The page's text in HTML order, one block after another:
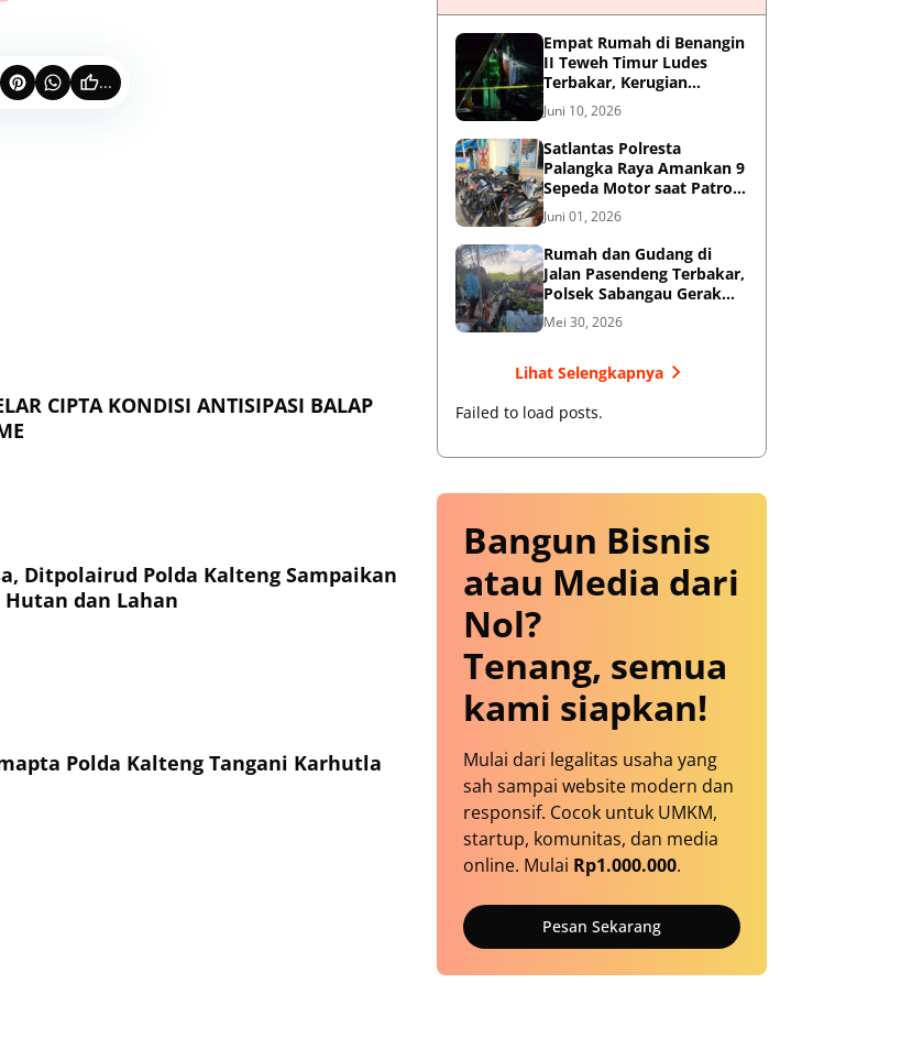
...
CIPTA KONDISI ANTISIPASI BALAP
Ditpolairud Polda Kalteng Sampaikan
dan Lahan
Polda Kalteng Tangani Karhutla
Empat Rumah di Benangin
II Teweh Timur Ludes
Terbakar, Kerugian
Diperkirakan Rp550 Juta
Juni 10, 2026
Satlantas Polresta
Palangka Raya Amankan 9
Sepeda Motor saat Patroli
Antisipasi Balapan Liar
Juni 01, 2026
Rumah dan Gudang di
Jalan Pasendeng Terbakar,
Polsek Sabangau Gerak
Cepat Datangi TKP
Mei 30, 2026
Lihat Selengkapnya
Failed to load posts.
Bangun Bisnis
atau Media dari
Nol?
Tenang, semua
kami siapkan!
Mulai dari legalitas usaha yang
sah sampai website modern dan
responsif. Cocok untuk UMKM,
startup, komunitas, dan media
online. Mulai Rp1.000.000.
Pesan Sekarang